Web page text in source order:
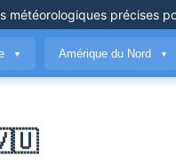
météorologiques précises
▼ Amérique du Nord ▼